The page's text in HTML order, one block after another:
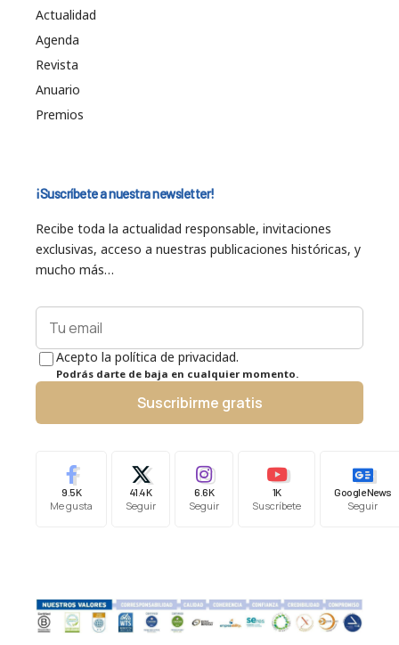
Actualidad
Agenda
Revista
Anuario
Premios
¡Suscríbete a nuestra newsletter!
Recibe toda la actualidad responsable, invitaciones
exclusivas, acceso a nuestras publicaciones históricas, y
mucho más…
Acepto la política de privacidad.
Podrás darte de baja en cualquier momento.
Suscribirme gratis
9.5K
Me gusta
41.4K
Seguir
6.6K
Seguir
1K
Suscríbete
Google News
Seguir